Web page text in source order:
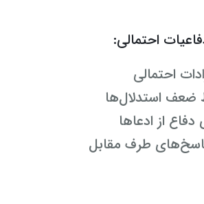
احتمالی:
احتمالی
ضعف استدلال‌ها
از ادعاها
طرف مقابل